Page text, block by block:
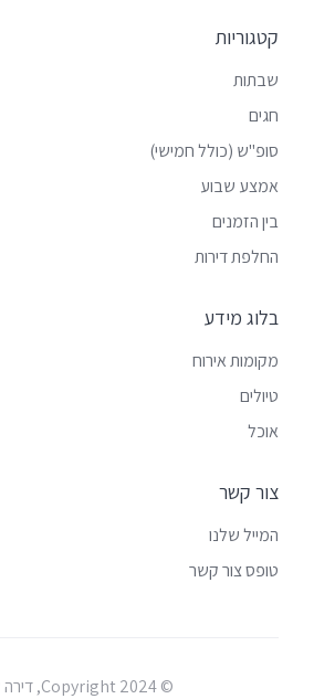
קטגוריות
שבתות
חגים
סופ"ש (כולל חמישי)
אמצע שבוע
בין הזמנים
החלפת דירות
בלוג מידע
מקומות אירוח
טיולים
אוכל
צור קשר
המייל שלנו
טופס צור קשר
© Copyright 2024, דירה לשבת